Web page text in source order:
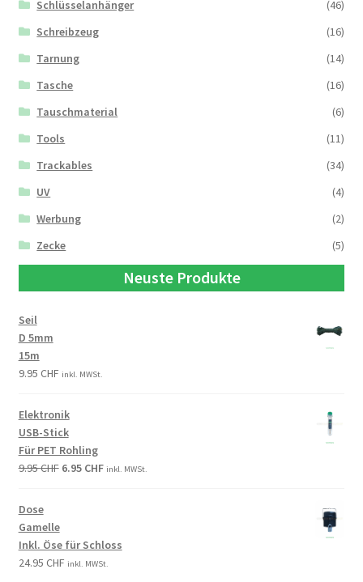
Schlüsselanhänger
(46)
Schreibzeug
(16)
Tarnung
(14)
Tasche
(16)
Tauschmaterial
(6)
Tools
(11)
Trackables
(34)
UV
(4)
Werbung
(2)
Zecke
(5)
Neuste Produkte
Seil
D 5mm
15m
9.95 CHF inkl. MWSt.
Elektronik
USB-Stick
Für PET Rohling
9.95CHF 6.95 CHF inkl. MWSt.
Dose
Gamelle
Inkl. Öse für Schloss
24.95 CHF inkl. MWSt.